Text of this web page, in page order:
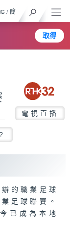
取得
/ 簡
電視直播
的職業足球
足球聯賽。
已成為本地